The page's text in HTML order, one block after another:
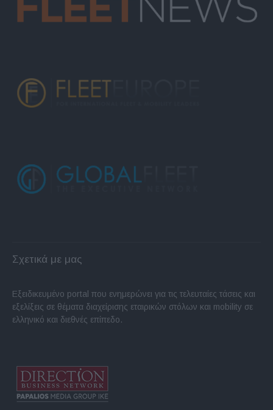
Σχετικά με μας
Εξειδικευμένο portal που ενημερώνει για τις τελευταίες τάσεις και
εξελίξεις σε θέματα διαχείρισης εταιρικών στόλων και mobility σε
ελληνικό και διεθνές επίπεδο.